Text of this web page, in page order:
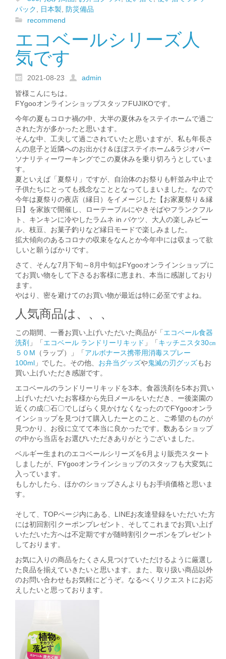
パック, 日本製, 防災備品
recommend
エコベールシリーズ人
気です
2021-08-23
admin
皆様こんにちは。
FYgooオンラインショップスタッフFUJIKOです。
今年の夏もコロナ禍の中、大半の夏休みをステイホームで過ご
された方が多かったと思います。
そんな中、工夫して過ごされていたと思いますが、私も年長さ
んの息子と近隣へのお出かけ＆ほぼステイホーム&ラジオパー
ソナリティーワーキングでこの夏休みを乗り切ろうとしていま
す。
夏といえば「夏祭り」ですが、自治体のお祭りも軒並み中止で
子供たちにとっても残念なこととなってしまいました。なので
今年は夏祭りの夜店（縁日）をイメージした【お家夏祭り＆縁
日】を家族で開催し、ローテーブルにやきそばやフランクフル
ト、キンキンに冷やしたラムネ in バケツ、大人の楽しみビー
ル、枝豆、お菓子釣りなど縁日モードで楽しみました。
拡大傾向のあるコロナの収束をなんとか今年中には収まって欲
しいと願うばかりです。
さて、そんな7月下旬～8月中旬はFYgooオンラインショップに
てお買い物をして下さるお客様に恵まれ、本当に感謝しており
ます。
やはり、密を避けてのお買い物が最近は特に必至ですよね。
人気商品は、、、
この期間、一番お買い上げいただいた商品が「 エコベール食器
洗剤 」「 エコベール ランドリーリキッド 」「 キッチニスタ30㎝
５０M （ラップ）」「 アルボナース携帯用消毒スプレー
100ml 」でした。その他、 お弁当グッズや鬼滅の刃グッズもお
買い上げいただき感謝です。
エコベールのランドリーリキッドを3本。食器洗剤を5本お買い
上げいただいたお客様から先日メールをいただき、ー後楽園の
近くの成〇石〇でしばらく見かけなくなったのでFYgooオンラ
インショップを見つけて購入したーとのこと、ご希望のものが
見つかり、お役に立てて本当に良かったです。数あるショップ
の中から当店をお選びいただきありがとうございました。
ベルギー生まれのエコベールシリーズを6月より販売スタート
しましたが、FYgooオンラインショップのスタッフも大変気に
入っています。
もしかしたら、ほかのショップさんよりもお手頃価格と思いま
す。
そして、TOPページ内にある、LINEお友達登録をいただいた方
には初回割引クーポンプレゼント、そしてこれまでお買い上げ
いただいた方へは不定期ですが随時割引クーポンをプレゼント
しております。
お気に入りの商品をたくさん見つけていただけるように厳選し
た良品を揃えていきたいと思います。また、取り扱い商品以外
のお問い合わせもお気軽にどうぞ。なるべくリクエストにお応
えしたいと思っております。